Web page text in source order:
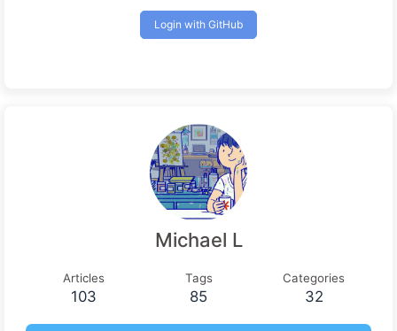
Login with GitHub
Michael L
Articles
103
Tags
85
Categories
32